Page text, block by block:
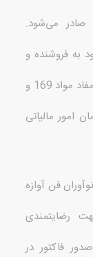
صادر می‌شود.
به فروشنده و
مواد 169 و
امور مالیاتی
فن آوازه
رضایتمندی
فاکتور در